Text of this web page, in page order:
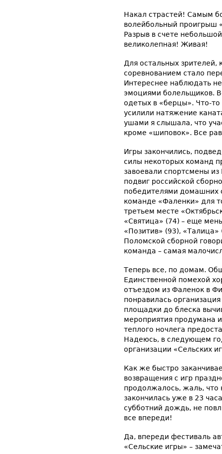
Накал страстей! Самым
волейбольный проигрыш
Разрыв в счете
великолепная! Живая!
Для остальных
соревнованием стало
Интереснее наблюдать
эмоциями болельщиков.
одетых в «берцы». Что-то
усилили натяжение
ушами я слышала, что
кроме «шиповок». Все
Игры закончились,
силы некоторых команд
завоевали спортсмены
подвиг российской
победителями домашних
команде «Фаленки» для
третьем месте
«Святица» (74) – еще
«Позитив» (93),
Поломской сборной
команда – самая
Теперь все, по домам.
Единственной помехой
отъездом из Фаленок в
понравилась
площадки до блеска
мероприятия продумана
теплого ночлега
Надеюсь, в следующем
организации «Сельских
Как же быстро
возвращения с игр
продолжалось, жаль, что
закончилась уже в 23
субботний дождь, не
все впереди!
Да, впереди фестиваль
«Сельские игры» –